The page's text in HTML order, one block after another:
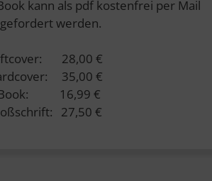
kann als pdf kostenfrei per Mail
werden.
28,00 €
35,00 €
16,99 €
27,50 €